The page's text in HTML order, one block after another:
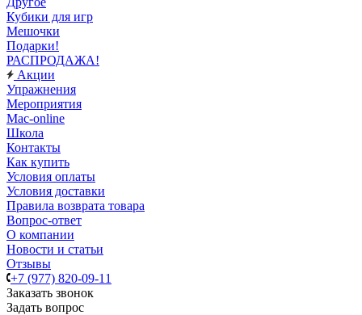
Кубики для игр
Мешочки
Подарки!
РАСПРОДАЖА!
Акции
Упражнения
Мероприятия
Mac-online
Школа
Контакты
Как купить
Условия оплаты
Условия доставки
Правила возврата товара
Вопрос-ответ
О компании
Новости и статьи
Отзывы
+7 (977) 820-09-11
Заказать звонок
Задать вопрос